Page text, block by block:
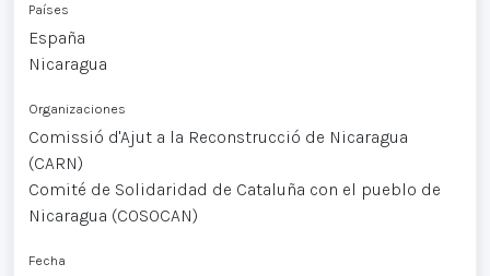
Países
España
Nicaragua
Organizaciones
Comissió d'Ajut a la Reconstrucció de Nicaragua
(CARN)
Comité de Solidaridad de Cataluña con el pueblo de
Nicaragua (COSOCAN)
Fecha